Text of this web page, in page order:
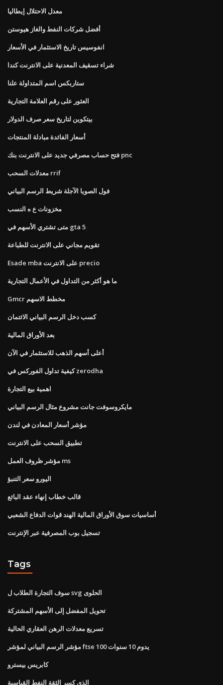
معدل الاحتلال إيطاليا
أفضل شركات النفط والغاز هيوستن
انفوسيس تاريخ الاستثمار في الأسعار
شراء تسقيف المعدنية على الانترنت كندا
ستاربكس اسم المتداولة علنا
العثور على رقم العلامة التجارية
بيتكوين لتاريخ سعر صرف الدولار
أسعار الفائدة مبادلة المنتجات
فتح حساب مصرفي جديد على الانترنت بنك pnc
معدلات السحب rrif
فول الصويا الآجلة شريط الرسم البياني
مخزونات ع ه النسب
متى تشتري الأسهم في gta 5
تقويم مجاني على الانترنت للطباعة
Esade mba على الانترنت precio
ما هو أكثر من التداول في الأعمال التجارية
Gmcr مخطط الاسهم
كسب دخل الرسم البياني الائتمان
بعد الأوراق المالية
أعلى أسهم الذهب للاستثمار في الآن
كيفية تداول الفوركس في zerodha
اهمية بيع التجارة
مايكروسوفت جانت مشروع مثال الرسم البياني
مؤشر أسعار المعادن في لندن
تطبيق السحب على الانترنت
مؤشر ظروف العمل ms
اليورو سعر التنبؤ
قالب خطاب إنهاء عقد البائع
أساسيات سوق الأوراق المالية الهند قوات الدفاع الشعبي
تسجيل بوب المصرفية عبر الإنترنت
Tags
سوف التجارة الطلاب ل svg الحلوى
تحويل المفضل إلى الأسهم المشتركة
تسريع معدلات الرهن العقاري الحالية
مؤشر الرسم البياني لمؤشر ftse 100 يدوم 10 سنوات
كابريس بيسترو
الذي كسر الثقة النفط القياسية